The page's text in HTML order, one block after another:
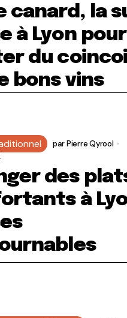
canard, la
à Lyon pour
du
bons vins
parPierre Qyrool
des
à